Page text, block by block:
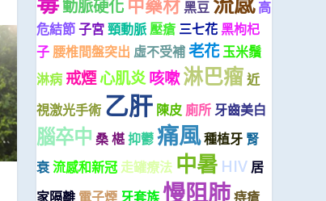
動脈硬化 中藥材 黑豆
高
危結節子宮頸動脈壓瘡 三七花黑枸杞
子 腰椎間盤突出 虛不受補老花玉米鬚
淋病 戒煙心肌炎咳嗽淋巴瘤近
視激光手術 乙肝 陳皮 廁所牙齒美白
腦卒中 桑 椹抑鬱痛風種植牙 腎
衰流感和新冠 走罐療法 中暑 HIV 居
家隔離 電子煙牙套族慢阻肺痔瘡